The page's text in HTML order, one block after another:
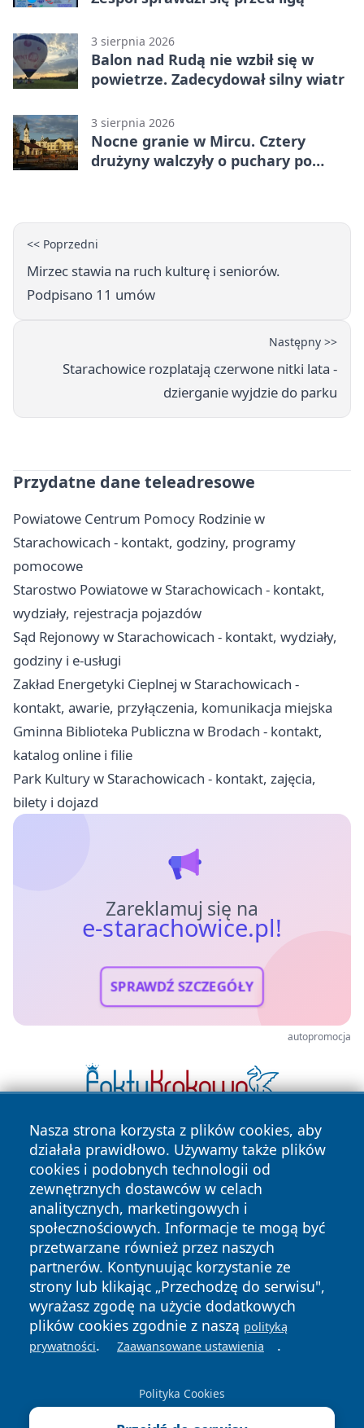
3 sierpnia 2026
Balon nad Rudą nie wzbił się w
powietrze. Zadecydował silny wiatr
3 sierpnia 2026
Nocne granie w Mircu. Cztery
drużyny walczyły o puchary po
<< Poprzedni
Mirzec stawia na ruch kulturę i seniorów.
Podpisano 11 umów
Następny >>
Starachowice rozplatają czerwone nitki lata -
dzierganie wyjdzie do parku
Przydatne dane teleadresowe
Powiatowe Centrum Pomocy Rodzinie w
Starachowicach - kontakt, godziny, programy
pomocowe
Starostwo Powiatowe w Starachowicach - kontakt,
wydziały, rejestracja pojazdów
Sąd Rejonowy w Starachowicach - kontakt, wydziały,
godziny i e-usługi
Zakład Energetyki Cieplnej w Starachowicach -
kontakt, awarie, przyłączenia, komunikacja miejska
Gminna Biblioteka Publiczna w Brodach - kontakt,
katalog online i filie
Park Kultury w Starachowicach - kontakt, zajęcia,
bilety i dojazd
Zareklamuj się na
e-starachowice.pl!
SPRAWDŹ SZCZEGÓŁY
autopromocja
Nasza strona korzysta z plików cookies, aby
działała prawidłowo. Używamy także plików
cookies i podobnych technologii od
zewnętrznych dostawców w celach
analitycznych, marketingowych i
społecznościowych. Informacje te mogą być
przetwarzane również przez naszych
partnerów. Kontynuując korzystanie ze
strony lub klikając „Przechodzę do serwisu",
wyrażasz zgodę na użycie dodatkowych
plików cookies zgodnie z naszą polityką
prywatności. Zaawansowane ustawienia .
Polityka Cookies
Copyright © 2026 e-starachowice.pl Wszystkie prawa
zastrzeżone.
News Autorzy
Polityka
Prywatności
Polityka
Cookies